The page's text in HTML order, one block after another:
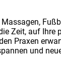
Zeit, auf Ihre
Praxen
und